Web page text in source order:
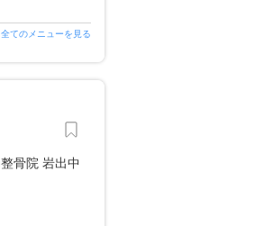
全てのメニューを見る